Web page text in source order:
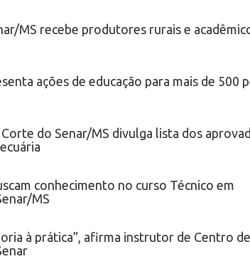
MS recebe produtores rurais e
ações de educação para mais de 500
do Senar/MS divulga lista dos
conhecimento no curso Técnico em
MS
à prática”, afirma instrutor de Centro de